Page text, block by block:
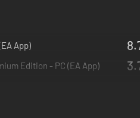
App)
Edition - PC (EA App)